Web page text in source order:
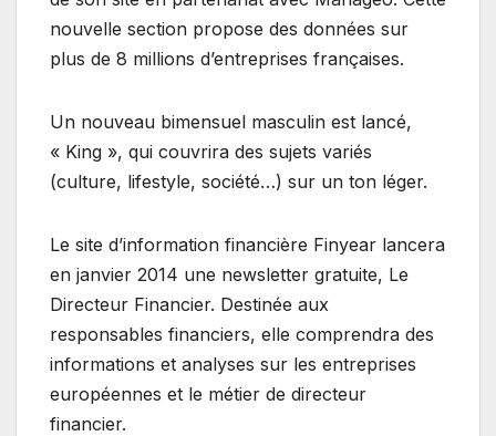
nouvelle section propose des données sur
plus de 8 millions d’entreprises françaises.
Un nouveau bimensuel masculin est lancé,
« King », qui couvrira des sujets variés
(culture, lifestyle, société…) sur un ton léger.
Le site d’information financière Finyear lancera
en janvier 2014 une newsletter gratuite, Le
Directeur Financier. Destinée aux
responsables financiers, elle comprendra des
informations et analyses sur les entreprises
européennes et le métier de directeur
financier.